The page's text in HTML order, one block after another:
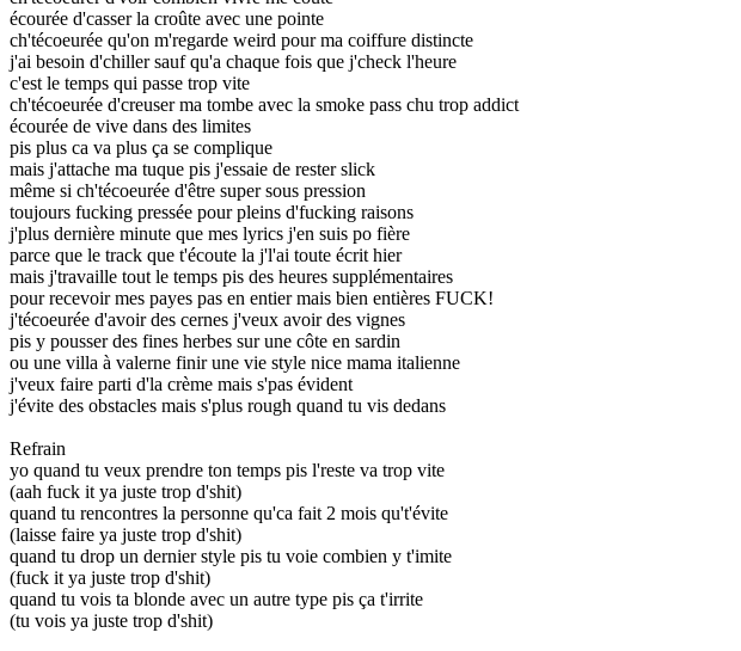
écourée d'casser la croûte avec une pointe
ch'técoeurée qu'on m'regarde weird pour ma coiffure distincte
j'ai besoin d'chiller sauf qu'a chaque fois que j'check l'heure
c'est le temps qui passe trop vite
ch'técoeurée d'creuser ma tombe avec la smoke pass chu trop addict
écourée de vive dans des limites
pis plus ca va plus ça se complique
mais j'attache ma tuque pis j'essaie de rester slick
même si ch'técoeurée d'être super sous pression
toujours fucking pressée pour pleins d'fucking raisons
j'plus dernière minute que mes lyrics j'en suis po fière
parce que le track que t'écoute la j'l'ai toute écrit hier
mais j'travaille tout le temps pis des heures supplémentaires
pour recevoir mes payes pas en entier mais bien entières FUCK!
j'técoeurée d'avoir des cernes j'veux avoir des vignes
pis y pousser des fines herbes sur une côte en sardin
ou une villa à valerne finir une vie style nice mama italienne
j'veux faire parti d'la crème mais s'pas évident
j'évite des obstacles mais s'plus rough quand tu vis dedans
Refrain
yo quand tu veux prendre ton temps pis l'reste va trop vite
(aah fuck it ya juste trop d'shit)
quand tu rencontres la personne qu'ca fait 2 mois qu't'évite
(laisse faire ya juste trop d'shit)
quand tu drop un dernier style pis tu voie combien y t'imite
(fuck it ya juste trop d'shit)
quand tu vois ta blonde avec un autre type pis ça t'irrite
(tu vois ya juste trop d'shit)